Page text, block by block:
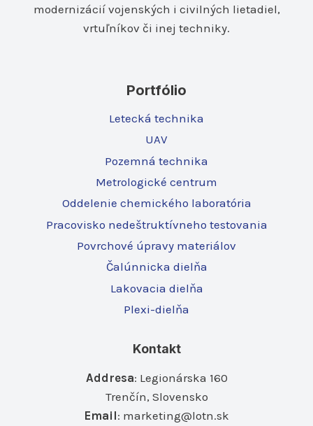
modernizácií vojenských i civilných lietadiel,
vrtuľníkov či inej techniky.
Portfólio
Letecká technika
UAV
Pozemná technika
Metrologické centrum
Oddelenie chemického laboratória
Pracovisko nedeštruktívneho testovania
Povrchové úpravy materiálov
Čalúnnicka dielňa
Lakovacia dielňa
Plexi-dielňa
Kontakt
Addresa: Legionárska 160
Trenčín, Slovensko
Email: marketing@lotn.sk